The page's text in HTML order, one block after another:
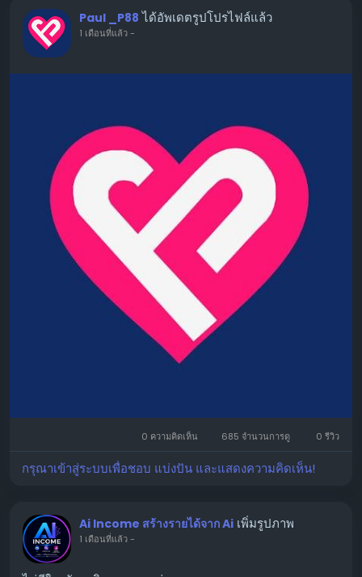
Paul _P88 ได้อัพเดตรูปโปรไฟล์แล้ว
1 เดือนที่แล้ว-
0 ความคิดเห็น 685 จำนวนการดู 0 รีวิว
กรุณาเข้าสู่ระบบเพื่อชอบ แบ่งปัน และแสดงความคิดเห็น!
Ai Income สร้างรายได้จาก Ai เพิ่มรูปภาพ
1 เดือนที่แล้ว-